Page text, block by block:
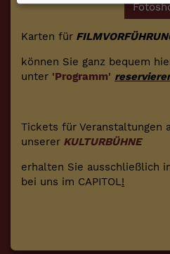
Karten für
können Sie ganz bequem
unter 'Programm'
Tickets für Veranstaltungen
unserer KULTURBÜHNE
erhalten Sie ausschließlich
bei uns im CAPITOL!